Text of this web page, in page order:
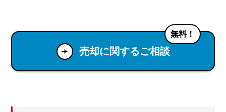
売却に関するご相談
無料！